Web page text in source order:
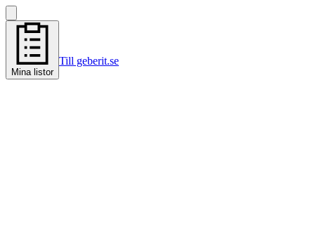
Mina listor
Till geberit.se